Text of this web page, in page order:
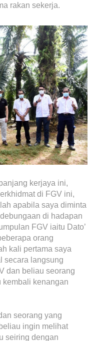
rakan sekerja.
kerjaya ini,
di FGV ini,
apabila saya diminta
di hadapan
FGV iaitu Dato’
orang
kali pertama saya
secara langsung
dan beliau seorang
kembali kenangan
seorang yang
ingin melihat
seiring dengan